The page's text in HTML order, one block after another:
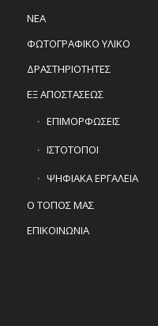
ΝΕΑ
ΦΩΤΟΓΡΑΦΙΚΟ ΥΛΙΚΟ
ΔΡΑΣΤΗΡΙΟΤΗΤΕΣ
ΕΞ ΑΠΟΣΤΑΣΕΩΣ
ΕΠΙΜΟΡΦΩΣΕΙΣ
ΙΣΤΟΤΟΠΟΙ
ΨΗΦΙΑΚΑ ΕΡΓΑΛΕΙΑ
Ο ΤΟΠΟΣ ΜΑΣ
ΕΠΙΚΟΙΝΩΝΙΑ